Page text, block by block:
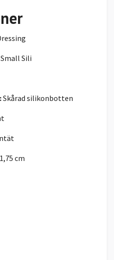
Sili
Skårad silikonbotten
cm